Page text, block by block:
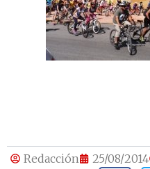
Redacción 25/08/2014